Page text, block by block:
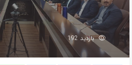
بازدید 192